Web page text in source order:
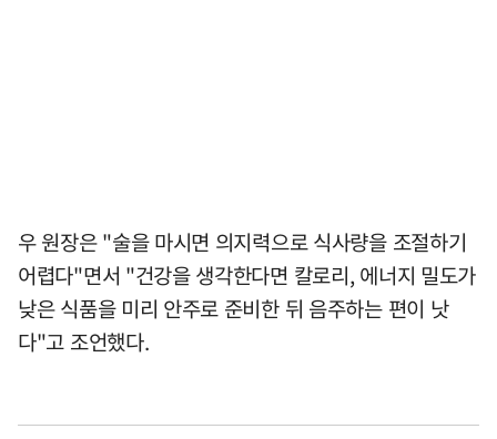
우 원장은 "술을 마시면 의지력으로 식사량을 조절하기
어렵다"면서 "건강을 생각한다면 칼로리, 에너지 밀도가
낮은 식품을 미리 안주로 준비한 뒤 음주하는 편이 낫
다"고 조언했다.